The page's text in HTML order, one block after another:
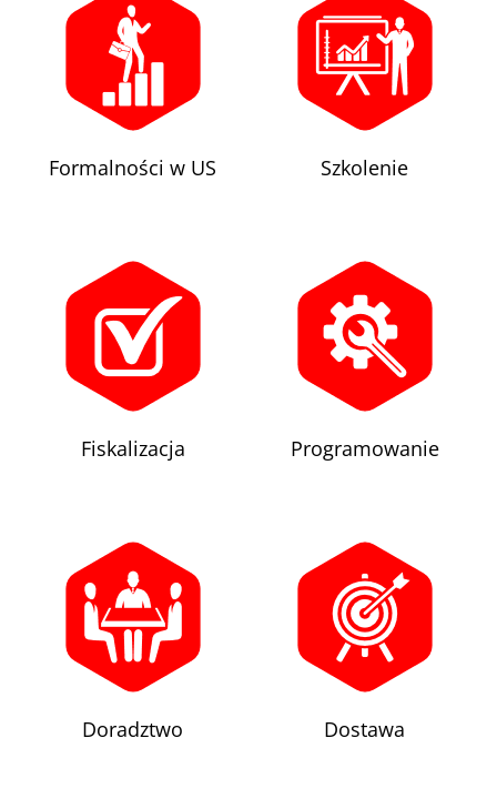
Formalności w US Szkolenie
Fiskalizacja Programowanie
Doradztwo Dostawa